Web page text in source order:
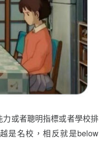
或者聰明指標或者學校排
是名校，相反就是below